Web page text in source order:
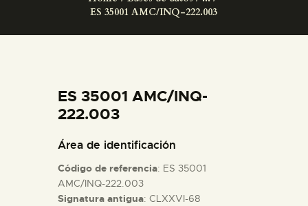
ES 35001 AMC/INQ-222.003
COLECCIONES
ESPAÑOL
ES 35001 AMC/INQ-
222.003
Área de identificación
Código de referencia: ES 35001
AMC/INQ-222.003
Signatura antigua: CLXXVI-68